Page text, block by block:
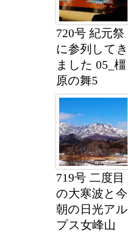
720号 紀元祭
に参列してき
ました 05_橿
原の舞5
719号 二度目
の大寒波と今
朝の日光アル
プス女峰山